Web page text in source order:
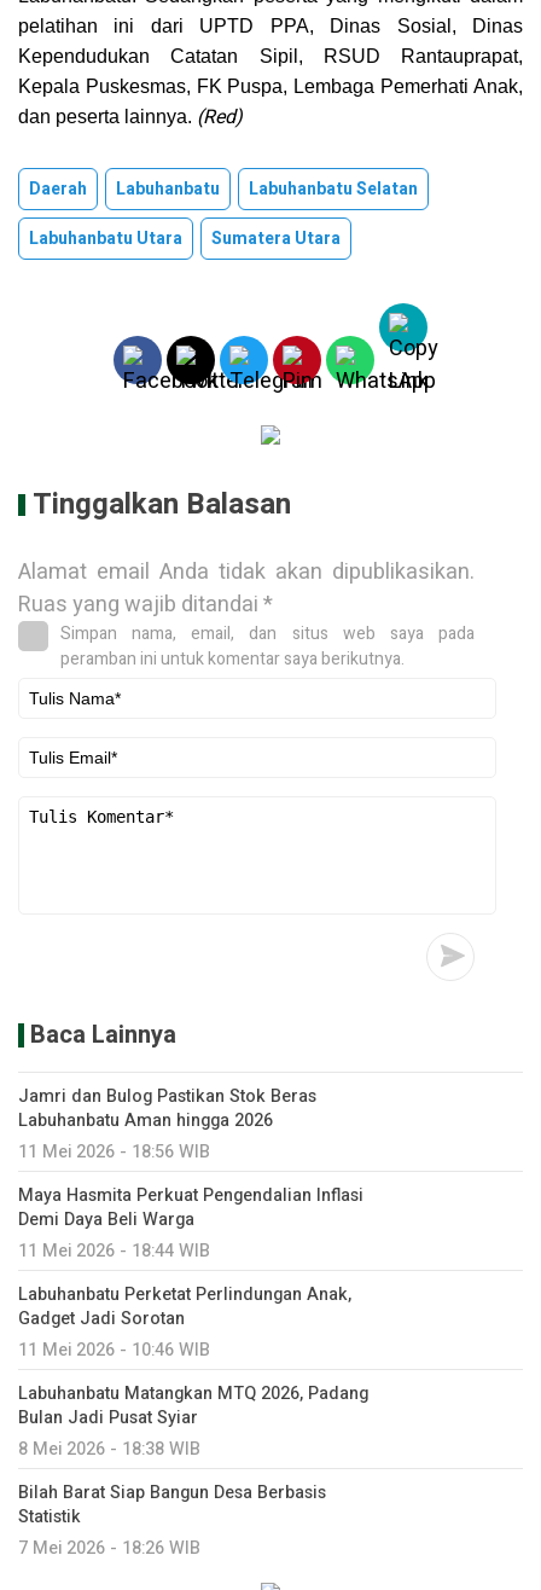
pelatihan ini dari UPTD PPA, Dinas Sosial, Dinas
Kependudukan Catatan Sipil, RSUD Rantauprapat,
Kepala Puskesmas, FK Puspa, Lembaga Pemerhati Anak,
dan peserta lainnya. (Red)
Daerah Labuhanbatu
Labuhanbatu Selatan
Labuhanbatu Utara
Sumatera Utara
Tinggalkan Balasan
Alamat email Anda tidak akan dipublikasikan.
Ruas yang wajib ditandai*
Simpan nama, email, dan situs web saya pada
peramban ini untuk komentar saya berikutnya.
Baca Lainnya
Jamri dan Bulog Pastikan Stok Beras
Labuhanbatu Aman hingga 2026
11 Mei 2026 - 18:56 WIB
Maya Hasmita Perkuat Pengendalian Inflasi
Demi Daya Beli Warga
11 Mei 2026 - 18:44 WIB
Labuhanbatu Perketat Perlindungan Anak,
Gadget Jadi Sorotan
11 Mei 2026 - 10:46 WIB
Labuhanbatu Matangkan MTQ 2026, Padang
Bulan Jadi Pusat Syiar
8 Mei 2026 - 18:38 WIB
Bilah Barat Siap Bangun Desa Berbasis
Statistik
7 Mei 2026 - 18:26 WIB